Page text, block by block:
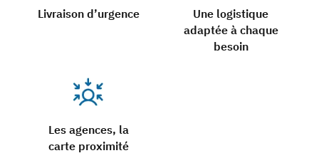
Livraison d’urgence
Une logistique
adaptée à chaque
besoin
Les agences, la
carte proximité